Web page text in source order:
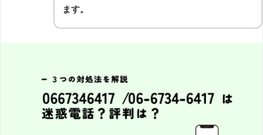
ます。